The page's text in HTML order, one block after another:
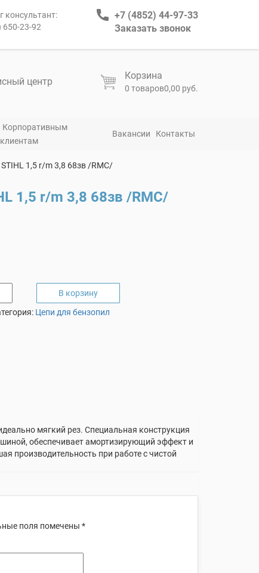
консультант:
650-23-92
+7 (4852) 44-97-33
Заказать звонок
центр
Корзина
0 товаров0,00 руб.
Корпоративным
клиентам
Вакансии Контакты
1,5 r/m 3,8 68зв /RMC/
1,5 r/m 3,8 68зв /RMC/
В корзину
Цепи для бензопил
мягкий рез. Специальная конструкция
обеспечивает амортизирующий эффект и
производительность при работе с чистой
поля помечены*